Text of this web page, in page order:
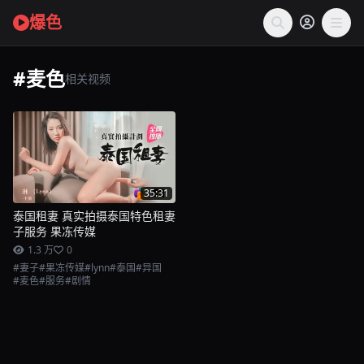
爆色
#麦色相关视频
35:31
泰国租妻 真实拍摄泰国特色租妻
子服务 果冻传媒
1.3 万
0
#妻子#果冻传媒#lynn#泰国#异国
#麦色#服务#剧情